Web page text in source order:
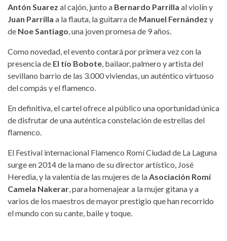
Antón Suarez al cajón, junto a Bernardo Parrilla al violín y
Juan Parrilla a la flauta, la guitarra de Manuel Fernández y
de Noe Santiago, una joven promesa de 9 años.
Como novedad, el evento contará por primera vez con la
presencia de El tío Bobote, bailaor, palmero y artista del
sevillano barrio de las 3.000 viviendas, un auténtico virtuoso
del compás y el flamenco.
En definitiva, el cartel ofrece al público una oportunidad única
de disfrutar de una auténtica constelación de estrellas del
flamenco.
El Festival internacional Flamenco Romí Ciudad de La Laguna
surge en 2014 de la mano de su director artístico, José
Heredia, y la valentía de las mujeres de laAsociación Romí
Camela Nakerar, para homenajear a la mujer gitana y a
varios de los maestros de mayor prestigio que han recorrido
el mundo con su cante, baile y toque.